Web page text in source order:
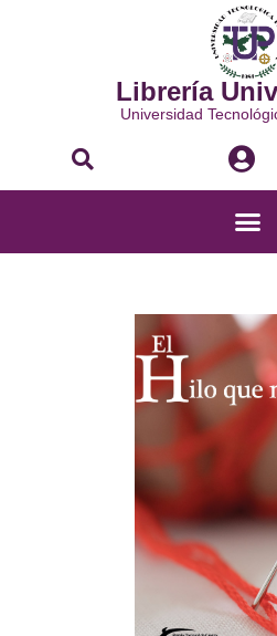
Librería
Universidad
Buscar